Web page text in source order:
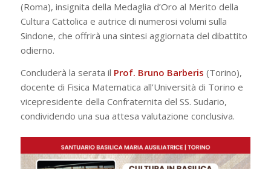
(Roma), insignita della Medaglia d’Oro al Merito della
Cultura Cattolica e autrice di numerosi volumi sulla
Sindone, che offrirà una sintesi aggiornata del dibattito
odierno.
Concluderà la serata il Prof. Bruno Barberis (Torino),
docente di Fisica Matematica all’Università di Torino e
vicepresidente della Confraternita del SS. Sudario,
condividendo una sua attesa valutazione conclusiva.